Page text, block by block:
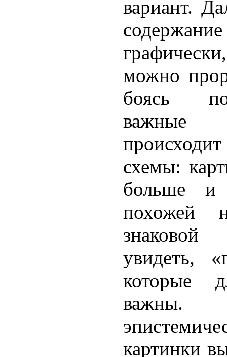
вариант.
можно
боясь
схемы:
больше и
похожей
увидеть,
которые
картинки